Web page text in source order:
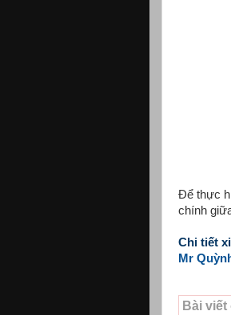
Để thực
chính
Chi tiết
Mr
Bài